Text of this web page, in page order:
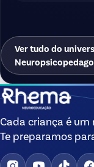
Ver tudo do
Cada criança é um
Te preparamos